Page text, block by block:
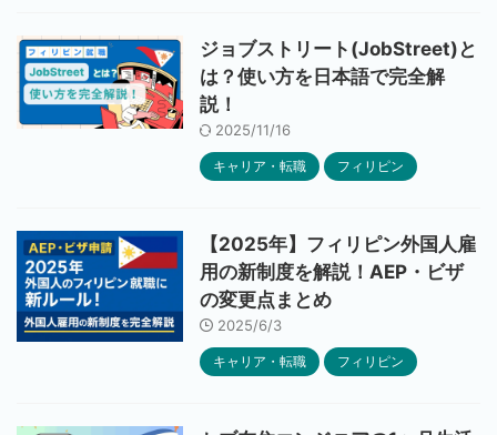
ジョブストリート(JobStreet)と
は？使い方を日本語で完全解
説！
2025/11/16
キャリア・転職 フィリピン
【2025年】フィリピン外国人雇
用の新制度を解説！AEP・ビザ
の変更点まとめ
2025/6/3
キャリア・転職 フィリピン